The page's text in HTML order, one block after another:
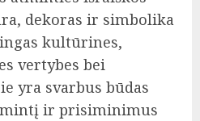
dekoras ir simbolika
kultūrines,
vertybes bei
yra svarbus būdas
ir prisiminimus